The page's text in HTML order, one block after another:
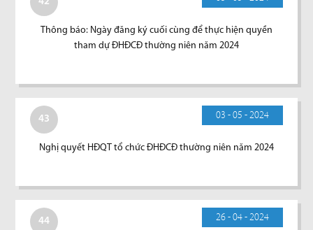
Thông báo: Ngày đăng ký cuối cùng để thực hiện quyền
tham dự ĐHĐCĐ thường niên năm 2024
43 03 - 05 - 2024
Nghị quyết HĐQT tổ chức ĐHĐCĐ thường niên năm 2024
44 26 - 04 - 2024